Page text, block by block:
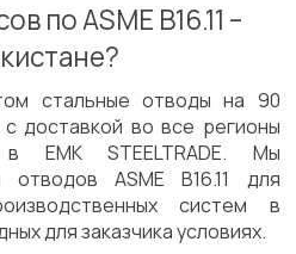
по ASME B16.11 –
стальные отводы на 90
доставкой во все регионы
EMK STEELTRADE. Мы
ASME B16.11 для
систем в
для заказчика условиях.